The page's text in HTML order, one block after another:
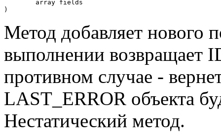
)
Метод добавляет нового
выполнении возвращает
противном случае -
LAST_ERROR объекта
Нестатический метод.